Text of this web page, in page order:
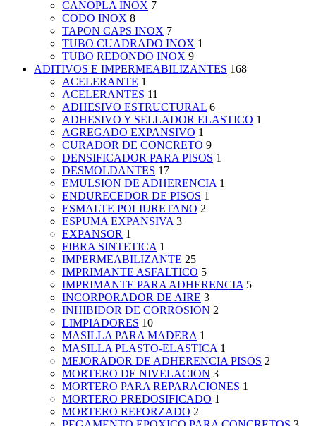
CANOPLA INOX 7
CODO INOX 8
TAPON CAPS INOX 7
TUBO CUADRADO INOX 1
TUBO REDONDO INOX 9
ADITIVOS E IMPERMEABILIZANTES 168
ACELERANTE 1
ACELERANTES 11
ADHESIVO ESTRUCTURAL 6
ADHESIVO Y SELLADOR ELASTICO 1
AGREGADO EXPANSIVO 1
CURADOR DE CONCRETO 9
DENSIFICADOR PARA PISOS 1
DESMOLDANTES 17
EMULSION DE ADHERENCIA 1
ENDURECEDOR DE PISOS 1
ESMALTE POLIURETANO 2
ESPUMA EXPANSIVA 3
EXPANSOR 1
FIBRA SINTETICA 1
IMPERMEABILIZANTE 25
IMPRIMANTE ASFALTICO 5
IMPRIMANTE PARA ADHERENCIA 5
INCORPORADOR DE AIRE 3
INHIBIDOR DE CORROSION 2
LIMPIADORES 10
MASILLA PARA MADERA 1
MASILLA PLASTO-ELASTICA 1
MEJORADOR DE ADHERENCIA PISOS 2
MORTERO DE NIVELACION 3
MORTERO PARA REPARACIONES 1
MORTERO PREDOSIFICADO 1
MORTERO REFORZADO 2